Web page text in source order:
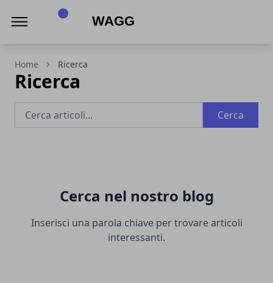
Home Ricerca
Ricerca
Cerca
Cerca nel nostro blog
Inserisci una parola chiave per trovare articoli
interessanti.